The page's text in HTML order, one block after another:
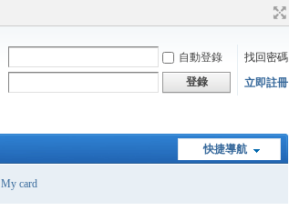
自動登錄
找回密碼
登錄 立即註冊
快捷導航
My card